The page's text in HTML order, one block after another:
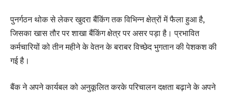
पुनर्गठन थोक से लेकर खुदरा बैंकिंग तक विभिन्न क्षेत्रों में फैला हुआ है,
जिसका खास तौर पर शाखा बैंकिंग क्षेत्र पर असर पड़ा है। प्रभावित
कर्मचारियों को तीन महीने के वेतन के बराबर विच्छेद भुगतान की पेशकश की
गई है।
बैंक ने अपने कार्यबल को अनुकूलित करके परिचालन दक्षता बढ़ाने के अपने